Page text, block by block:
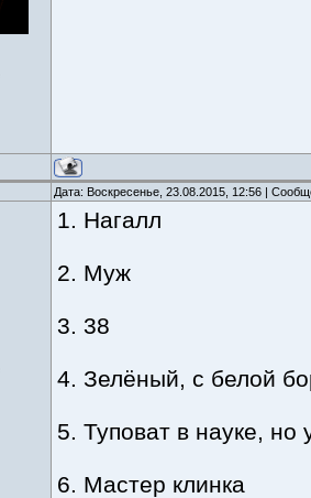
Дата: Воскресенье, 23.08.2015, 12:56 |
1. Нагалл
2. Муж
3. 38
4. Зелёный, с белой
5. Туповат в науке, но
6. Мастер клинка